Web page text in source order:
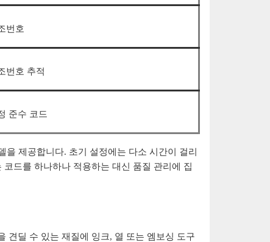
번호
번호 추적
준수 코드
제공합니다. 초기 설정에는 다소 시간이 걸리
드를 하나하나 적용하는 대신 품질 관리에 집
견딜 수 있는 재질에 잉크, 열 또는 엠보싱 도구